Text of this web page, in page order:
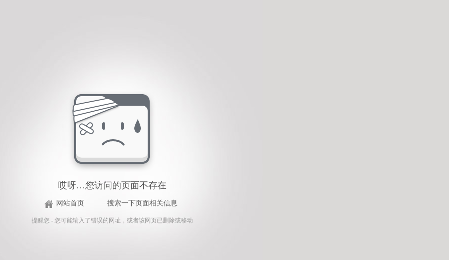
哎呀…您访问的页面不存在
网站首页 搜索一下页面相关信息
提醒您 - 您可能输入了错误的网址，或者该网页已删除或移动